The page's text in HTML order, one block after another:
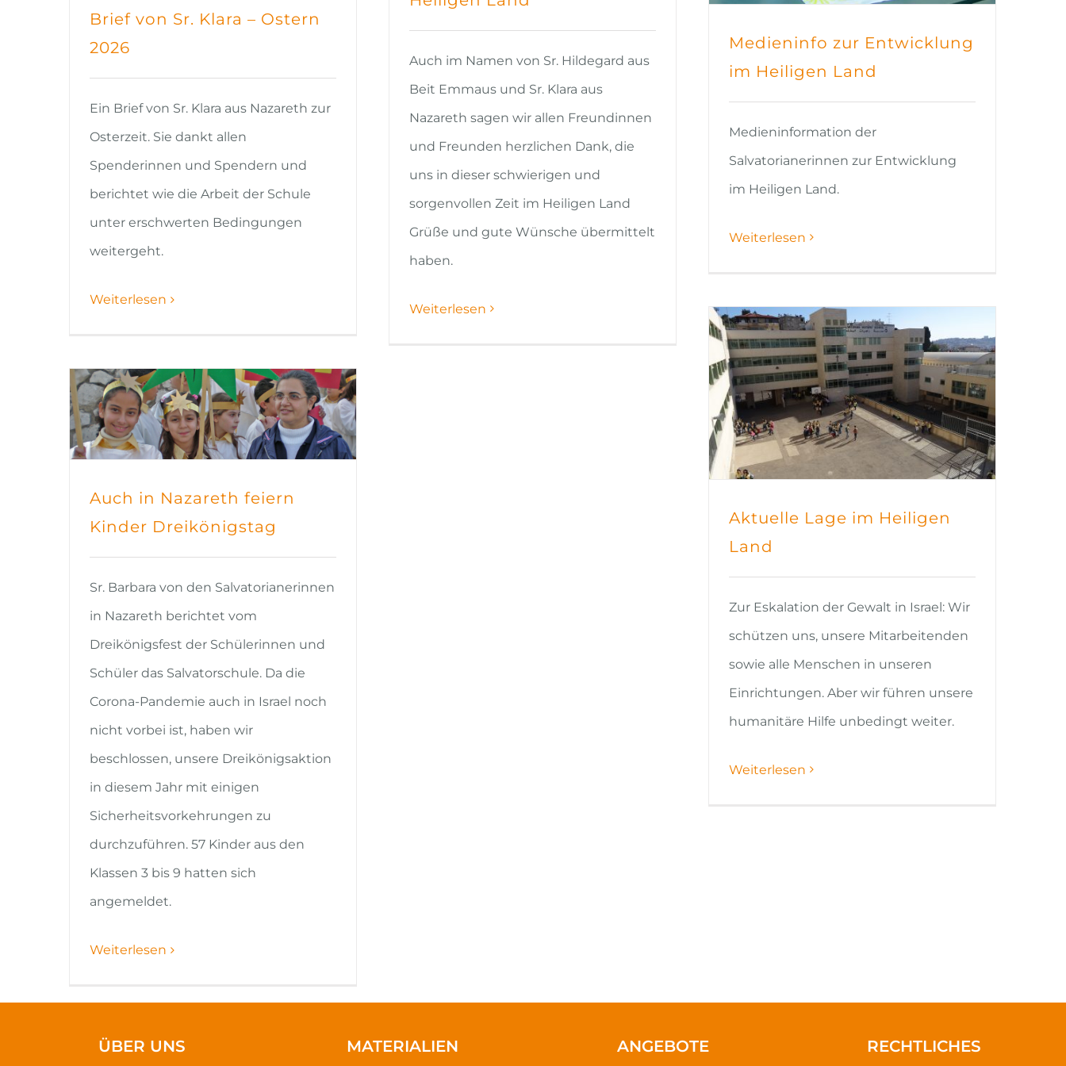
Brief von Sr. Klara – Ostern
2026
Ein Brief von Sr. Klara aus Nazareth zur
Osterzeit. Sie dankt allen
Spenderinnen und Spendern und
berichtet wie die Arbeit der Schule
unter erschwerten Bedingungen
weitergeht.
Weiterlesen
Auch im Namen von Sr. Hildegard aus
Beit Emmaus und Sr. Klara aus
Nazareth sagen wir allen Freundinnen
und Freunden herzlichen Dank, die
uns in dieser schwierigen und
sorgenvollen Zeit im Heiligen Land
Grüße und gute Wünsche übermittelt
haben.
Weiterlesen
Medieninfo zur Entwicklung
im Heiligen Land
Medieninformation der
Salvatorianerinnen zur Entwicklung
im Heiligen Land.
Weiterlesen
Aktuelle Lage im Heiligen
Land
Aktuelle Lage im Heiligen
Land
Zur Eskalation der Gewalt in Israel: Wir
schützen uns, unsere Mitarbeitenden
sowie alle Menschen in unseren
Einrichtungen. Aber wir führen unsere
humanitäre Hilfe unbedingt weiter.
Weiterlesen
Auch in Nazareth feiern
Auch in Nazareth feiern
Kinder Dreikönigstag
Sr. Barbara von den Salvatorianerinnen
in Nazareth berichtet vom
Dreikönigsfest der Schülerinnen und
Schüler das Salvatorschule. Da die
Corona-Pandemie auch in Israel noch
nicht vorbei ist, haben wir
beschlossen, unsere Dreikönigsaktion
in diesem Jahr mit einigen
Sicherheitsvorkehrungen zu
durchzuführen. 57 Kinder aus den
Klassen 3 bis 9 hatten sich
angemeldet.
Weiterlesen
ÜBER UNS MATERIALIEN ANGEBOTE RECHTLICHES